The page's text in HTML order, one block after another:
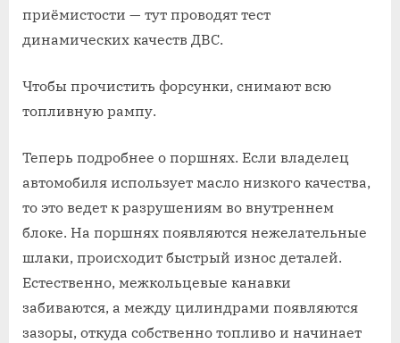
приёмистости — тут проводят тест
динамических качеств ДВС.
Чтобы прочистить форсунки, снимают всю
топливную рампу.
Теперь подробнее о поршнях. Если владелец
автомобиля использует масло низкого качества,
то это ведет к разрушениям во внутреннем
блоке. На поршнях появляются нежелательные
шлаки, происходит быстрый износ деталей.
Естественно, межкольцевые канавки
забиваются, а между цилиндрами появляются
зазоры, откуда собственно топливо и начинает